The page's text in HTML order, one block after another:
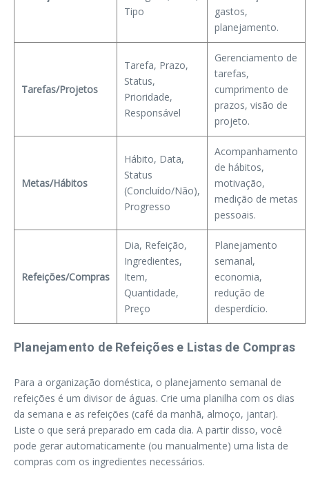
Tipo
gastos,
planejamento.
Tarefas/Projetos
Tarefa, Prazo,
Status,
Prioridade,
Responsável
Gerenciamento de
tarefas,
cumprimento de
prazos, visão de
projeto.
Metas/Hábitos
Hábito, Data,
Status
(Concluído/Não),
Progresso
Acompanhamento
de hábitos,
motivação,
medição de metas
pessoais.
Refeições/Compras
Dia, Refeição,
Ingredientes,
Item,
Quantidade,
Preço
Planejamento
semanal,
economia,
redução de
desperdício.
Planejamento de Refeições e Listas de Compras
Para a organização doméstica, o planejamento semanal de
refeições é um divisor de águas. Crie uma planilha com os dias
da semana e as refeições (café da manhã, almoço, jantar).
Liste o que será preparado em cada dia. A partir disso, você
pode gerar automaticamente (ou manualmente) uma lista de
compras com os ingredientes necessários.